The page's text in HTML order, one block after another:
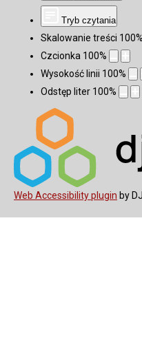
Tryb czytania
Skalowanie treści 100%
Czcionka 100%
Wysokość linii 100%
Odstęp liter 100%
Web Accessibility plugin by